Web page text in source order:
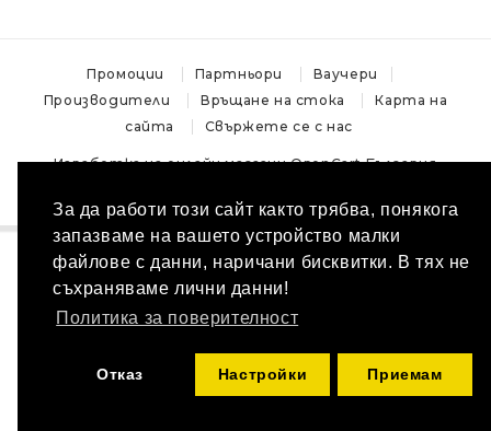
За да работи този сайт както трябва, понякога
запазваме на вашето устройство малки
файлове с данни, наричани бисквитки. В тях не
съхраняваме лични данни!
Политика за поверителност
Отказ Настройки Приемам
Промоции Партньори
Ваучери
Производители
Връщане на стока
Карта на
сайта
Свържете се с нас
Изработка на онлайн магазинOpenCart България